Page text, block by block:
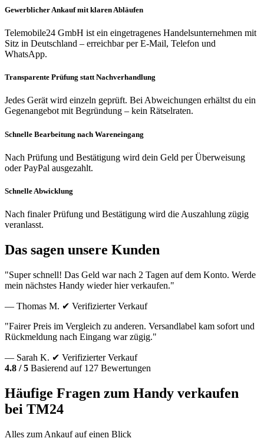
Gewerblicher Ankauf mit klaren Abläufen
Telemobile24 GmbH ist ein eingetragenes Handelsunternehmen mit
Sitz in Deutschland – erreichbar per E-Mail, Telefon und
WhatsApp.
Transparente Prüfung statt Nachverhandlung
Jedes Gerät wird einzeln geprüft. Bei Abweichungen erhältst du ein
Gegenangebot mit Begründung – kein Rätselraten.
Schnelle Bearbeitung nach Wareneingang
Nach Prüfung und Bestätigung wird dein Geld per Überweisung
oder PayPal ausgezahlt.
Schnelle Abwicklung
Nach finaler Prüfung und Bestätigung wird die Auszahlung zügig
veranlasst.
Das sagen unsere Kunden
"Super schnell! Das Geld war nach 2 Tagen auf dem Konto. Werde
mein nächstes Handy wieder hier verkaufen."
— Thomas M. ✔ Verifizierter Verkauf
"Fairer Preis im Vergleich zu anderen. Versandlabel kam sofort und
Rückmeldung nach Eingang war zügig."
— Sarah K. ✔ Verifizierter Verkauf
4.8 / 5 Basierend auf 127 Bewertungen
Häufige Fragen zum Handy verkaufen
bei TM24
Alles zum Ankauf auf einen Blick